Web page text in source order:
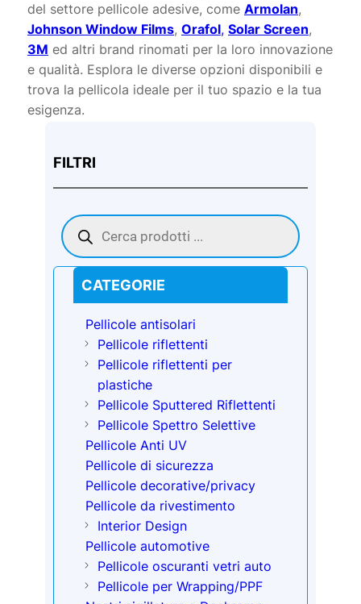
Carrello
Pagamento
del settore pellicole adesive, come Armolan,
Johnson Window Films, Orafol, Solar Screen,
3M ed altri brand rinomati per la loro innovazione
e qualità. Esplora le diverse opzioni disponibili e
trova la pellicola ideale per il tuo spazio e la tua
esigenza.
FILTRI
Products
search
CATEGORIE
Pellicole antisolari
Pellicole riflettenti
Pellicole riflettenti per
plastiche
Pellicole Sputtered Riflettenti
Pellicole Spettro Selettive
Pellicole Anti UV
Pellicole di sicurezza
Pellicole decorative/privacy
Pellicole da rivestimento
Interior Design
Pellicole automotive
Pellicole oscuranti vetri auto
Pellicole per Wrapping/PPF